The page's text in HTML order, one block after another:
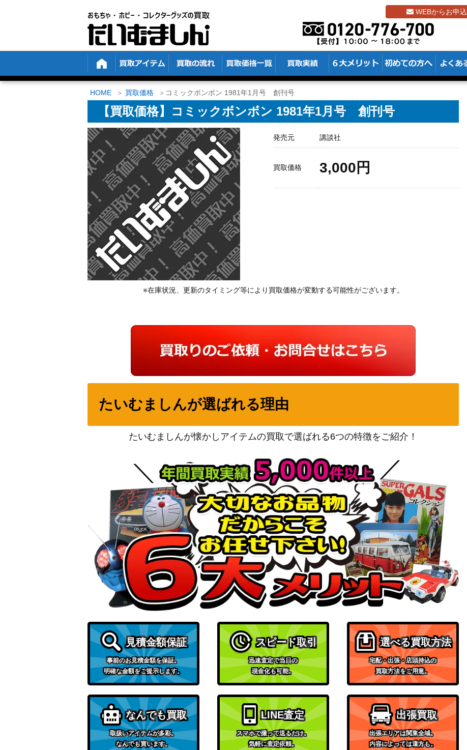
WEBからお申込
HOME 買取価格 コミックボンボン 1981年1月号 創刊号
【買取価格】コミックボンボン 1981年1月号 創刊号
発売元 講談社
買取価格 3,000円
※在庫状況、更新のタイミング等により買取価格が変動する可能性がございます。
たいむましんが選ばれる理由
たいむましんが懐かしアイテムの買取で選ばれる6つの特徴をご紹介！
見積金額保証
事前のお見積金額を保証。
明確な金額をご提示します。
スピード取引
迅速査定で当日の
現金化も可能。
選べる買取方法
宅配・出張・店頭持込の
買取方法をご用意。
なんでも買取
取扱いアイテムが多彩。
なんでも買います。
LINE査定
スマホで撮って送るだけ。
気軽に査定依頼。
出張買取
出張エリアは関東全域。
内容によっては遠方も。